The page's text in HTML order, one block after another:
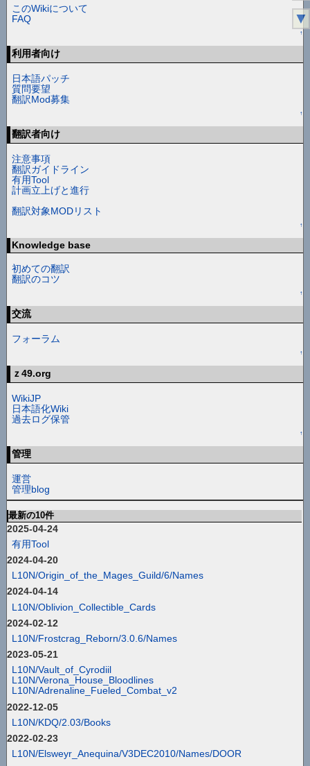
このWikiについて
FAQ
↑
利用者向け
日本語パッチ
質問要望
翻訳Mod募集
↑
翻訳者向け
注意事項
翻訳ガイドライン
有用Tool
計画立上げと進行
翻訳対象MODリスト
↑
Knowledge base
初めての翻訳
翻訳のコツ
↑
交流
フォーラム
↑
ｚ49.org
WikiJP
日本語化Wiki
過去ログ保管
↑
管理
運営
管理blog
最新の10件
2025-04-24
有用Tool
2024-04-20
L10N/Origin_of_the_Mages_Guild/6/Names
2024-04-14
L10N/Oblivion_Collectible_Cards
2024-02-12
L10N/Frostcrag_Reborn/3.0.6/Names
2023-05-21
L10N/Vault_of_Cyrodiil
L10N/Verona_House_Bloodlines
L10N/Adrenaline_Fueled_Combat_v2
2022-12-05
L10N/KDQ/2.03/Books
2022-02-23
L10N/Elsweyr_Anequina/V3DEC2010/Names/DOOR
▼